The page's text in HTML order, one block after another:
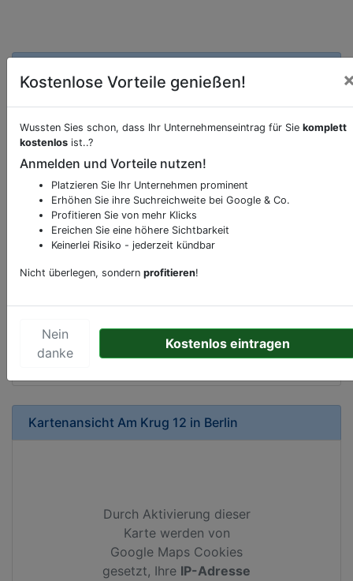
Möchten Sie eine Onlinebestellung vornehmen,
klicken Sie den folgenden Link.
Beschreibung & Services von Restaurant
Sie möchten eine Beschreibung, Dienstleistung
oder andere relevante Informationen hinzufügen?
Klicken Sie bittehierum uns zu kontaktieren.
Sonderangebote odere besondere Services, die
Ihr Unternehmen anbietet und womit Sie sich von
Ihren Wettbewerbern abheben.
Kartenansicht Am Krug 12 in Berlin
Durch Aktivierung dieser
Karte werden von
Google Maps Cookies
gesetzt, Ihre IP-Adresse
Kostenlose Vorteile genießen!
Wussten Sies schon, dass Ihr Unternehmenseintrag für Sie komplett
kostenlos ist..?
Anmelden und Vorteile nutzen!
Platzieren Sie Ihr Unternehmen prominent
Erhöhen Sie ihre Suchreichweite bei Google & Co.
Profitieren Sie von mehr Klicks
Ereichen Sie eine höhere Sichtbarkeit
Keinerlei Risiko - jederzeit kündbar
Nicht überlegen, sondern profitieren!
Nein
danke
Kostenlos eintragen